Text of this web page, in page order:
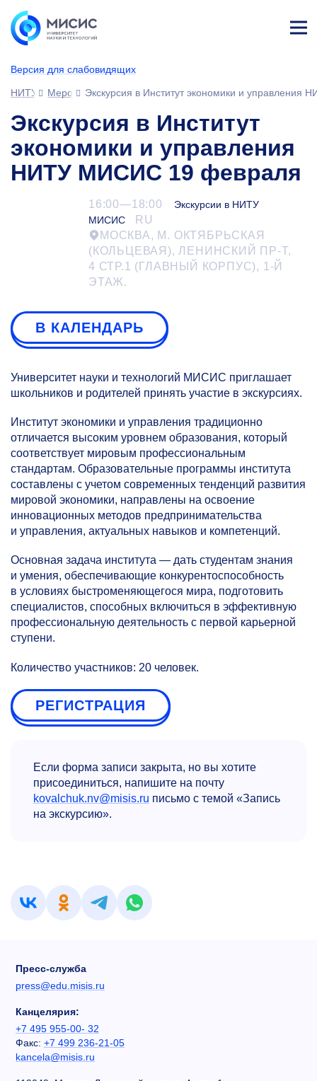
Версия для слабовидящих
ине
НИТУ МИСИСМероприятияЭкскурсия в Институт экономики и
Экскурсия в Институт
экономики и управления
НИТУ МИСИС 19 февраля
16:00—18:00
Экскурсии в НИТУ
МИСИС
RU
МОСКВА, М. ОКТЯБРЬСКАЯ
(КОЛЬЦЕВАЯ), ЛЕНИНСКИЙ ПР-Т,
4 СТР.1 (ГЛАВНЫЙ КОРПУС), 1-Й
ЭТАЖ.
В КАЛЕНДАРЬ
Университет науки и технологий МИСИС приглашает
школьников и родителей принять участие в экскурсиях.
Институт экономики и управления традиционно
отличается высоким уровнем образования, который
соответствует мировым профессиональным
стандартам. Образовательные программы института
составлены с учетом современных тенденций развития
мировой экономики, направлены на освоение
инновационных методов предпринимательства
и управления, актуальных навыков и компетенций.
Основная задача института — дать студентам знания
и умения, обеспечивающие конкурентоспособность
в условиях быстроменяющегося мира, подготовить
специалистов, способных включиться в эффективную
профессиональную деятельность с первой карьерной
ступени.
Количество участников: 20 человек.
РЕГИСТРАЦИЯ
Если форма записи закрыта, но вы хотите
присоединиться, напишите на почту
kovalchuk.nv@misis.ru письмо с темой «Запись
на экскурсию».
Пресс-служба
press@edu.misis.ru
Канцелярия:
+7 495 955-00- 32
Факс: +7 499 236-21-05
kancela@misis.ru